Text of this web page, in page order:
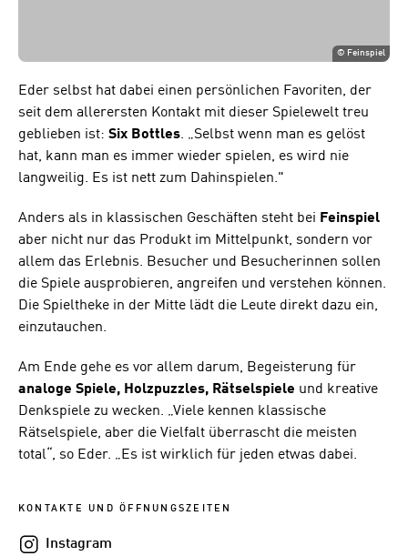
© Feinspiel
Eder selbst hat dabei einen persönlichen Favoriten, der
seit dem allerersten Kontakt mit dieser Spielewelt treu
geblieben ist: Six Bottles. „Selbst wenn man es gelöst
hat, kann man es immer wieder spielen, es wird nie
langweilig. Es ist nett zum Dahinspielen."
Anders als in klassischen Geschäften steht bei Feinspiel
aber nicht nur das Produkt im Mittelpunkt, sondern vor
allem das Erlebnis. Besucher und Besucherinnen sollen
die Spiele ausprobieren, angreifen und verstehen können.
Die Spieltheke in der Mitte lädt die Leute direkt dazu ein,
einzutauchen.
Am Ende gehe es vor allem darum, Begeisterung für
analoge Spiele, Holzpuzzles, Rätselspiele und kreative
Denkspiele zu wecken. „Viele kennen klassische
Rätselspiele, aber die Vielfalt überrascht die meisten
total“, so Eder. „Es ist wirklich für jeden etwas dabei.
KONTAKTE UND ÖFFNUNGSZEITEN
Instagram
Instagram